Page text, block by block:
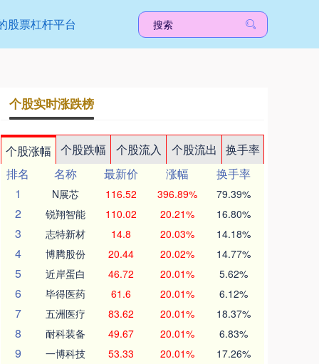
股票杠杆平台
个股实时涨跌榜
个股涨幅 个股跌幅 个股流入 个股流出
换手率
排名
名称 最新价 涨幅
换手率
1
N展芯 116.52 396.89% 79.39%
2 锐翔智能 110.02 20.21% 16.80%
3 志特新材 14.8 20.03% 14.18%
4 博腾股份 20.44 20.02% 14.77%
5 近岸蛋白 46.72 20.01% 5.62%
6 毕得医药 61.6 20.01% 6.12%
7 五洲医疗 83.62 20.01% 18.37%
8 耐科装备 49.67 20.01% 6.83%
9 一博科技 53.33 20.01% 17.26%